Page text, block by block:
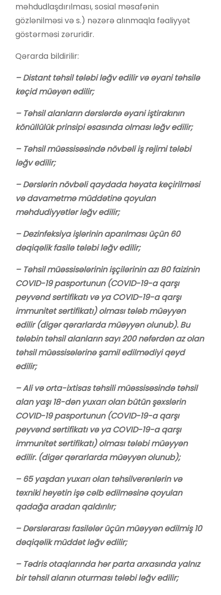
məhdudlaşdırılması, sosial məsafənin
gözlənilməsi və s.) nəzərə alınmaqla fəaliyyət
göstərməsi zəruridir.
Qərarda bildirilir:
– Distant təhsil tələbi ləğv edilir və əyani təhsilə
keçid müəyən edilir;
– Təhsil alanların dərslərdə əyani iştirakının
könüllülük prinsipi əsasında olması ləğv edilir;
– Təhsil müəssisəsində növbəli iş rejimi tələbi
ləğv edilir;
– Dərslərin növbəli qaydada həyata keçirilməsi
və davametmə müddətinə qoyulan
məhdudiyyətlər ləğv edilir;
– Dezinfeksiya işlərinin aparılması üçün 60
dəqiqəlik fasilə tələbi ləğv edilir;
– Təhsil müəssisələrinin işçilərinin azı 80 faizinin
COVID-19 pasportunun (COVID-19-a qarşı
peyvənd sertifikatı və ya COVID-19-a qarşı
immunitet sertifikatı) olması tələb müəyyən
edilir (digər qərarlarda müəyyən olunub). Bu
tələbin təhsil alanların sayı 200 nəfərdən az olan
təhsil müəssisələrinə şamil edilmədiyi qeyd
edilir;
– Ali və orta-ixtisas təhsili müəssisəsində təhsil
alan yaşı 18-dən yuxarı olan bütün şəxslərin
COVID-19 pasportunun (COVID-19-a qarşı
peyvənd sertifikatı və ya COVID-19-a qarşı
immunitet sertifikatı) olması tələbi müəyyən
edilir. (digər qərarlarda müəyyən olunub);
– 65 yaşdan yuxarı olan təhsilverənlərin və
texniki heyətin işə cəlb edilməsinə qoyulan
qadağa aradan qaldırılır;
– Dərslərarası fasilələr üçün müəyyən edilmiş 10
dəqiqəlik müddət ləğv edilir;
– Tədris otaqlarında hər parta arxasında yalnız
bir təhsil alanın oturması tələbi ləğv edilir;